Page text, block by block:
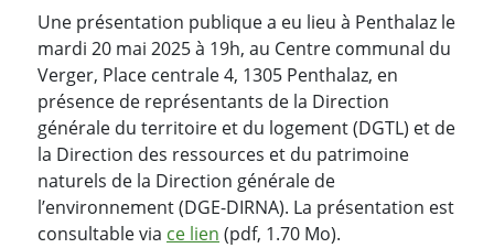
Une présentation publique a eu lieu à Penthalaz le
mardi 20 mai 2025 à 19h, au Centre communal du
Verger, Place centrale 4, 1305 Penthalaz, en
présence de représentants de la Direction
générale du territoire et du logement (DGTL) et de
la Direction des ressources et du patrimoine
naturels de la Direction générale de
l’environnement (DGE-DIRNA). La présentation est
consultable via ce lien (pdf, 1.70 Mo).